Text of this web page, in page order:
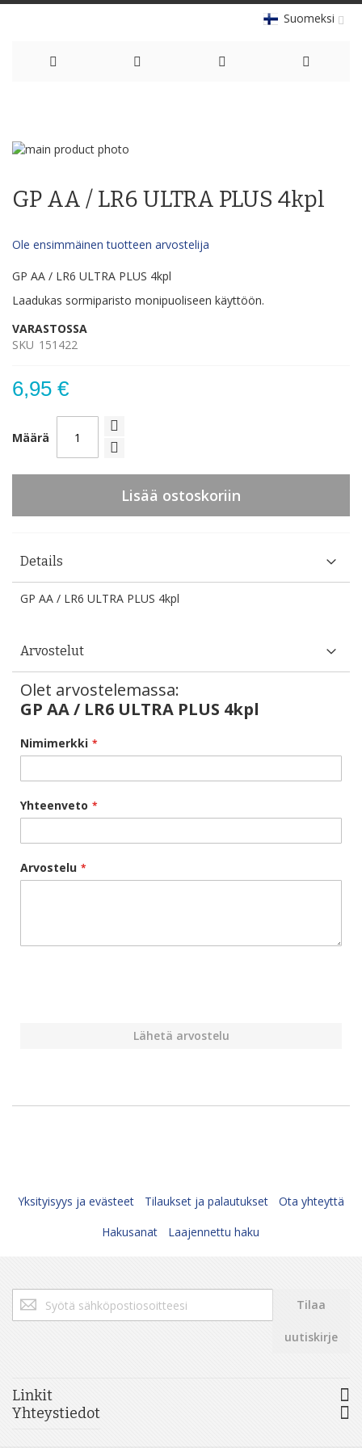
Suomeksi
Content
Skip
end
images
the
the
gallery
GP AA / LR6 ULTRA PLUS 4kpl
Ole ensimmäinen tuotteen arvostelija
GP AA / LR6 ULTRA PLUS 4kpl
Laadukas sormiparisto monipuoliseen käyttöön.
VARASTOSSA
SKU 151422
6,95 €
Määrä
Lisää ostoskoriin
Details
GP AA / LR6 ULTRA PLUS 4kpl
Arvostelut
Olet arvostelemassa:
GP AA / LR6 ULTRA PLUS 4kpl
Nimimerkki
Yhteenveto
Arvostelu
Lähetä arvostelu
Yksityisyys ja evästeet Tilaukset ja palautukset
Ota yhteyttä
Hakusanat
Laajennettu haku
Tilaa
uutiskirjeemme:
Tilaa
uutiskirje
Linkit
Yhteystiedot